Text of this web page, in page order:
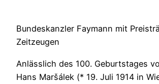
Bundeskanzler Faymann mit
Zeitzeugen
Anlässlich des 100. Geburtstages
Hans Maršálek (* 19. Juli 1914 in